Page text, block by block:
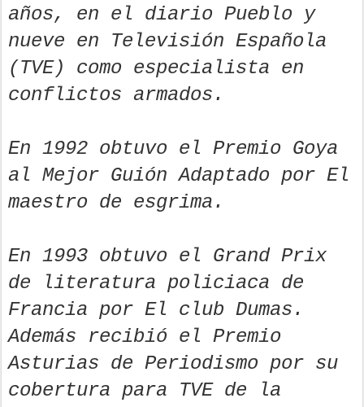
años, en el diario Pueblo y
nueve en Televisión Española
(TVE) como especialista en
conflictos armados.
En 1992 obtuvo el Premio Goya
al Mejor Guión Adaptado por El
maestro de esgrima.
En 1993 obtuvo el Grand Prix
de literatura policiaca de
Francia por El club Dumas.
Además recibió el Premio
Asturias de Periodismo por su
cobertura para TVE de la